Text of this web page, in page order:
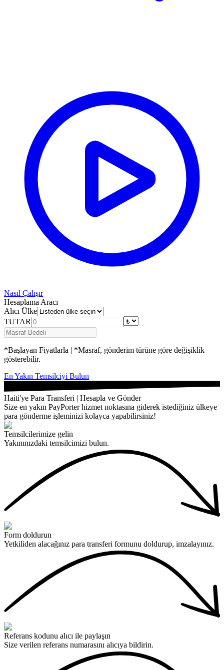
Nasıl Çalışır
Hesaplama Aracı
Alıcı Ülke
TUTAR
*Başlayan Fiyatlarla | *Masraf, gönderim türüne göre değişiklik
gösterebilir.
En Yakın Temsilciyi Bulun
Haiti'ye Para Transferi | Hesapla ve Gönder
Size en yakın PayPorter hizmet noktasına giderek istediğiniz ülkeye
para gönderme işleminizi kolayca yapabilirsiniz!
Temsilcilerimize gelin
Yakınınızdaki temsilcimizi bulun.
Form doldurun
Yetkiliden alacağınız para transferi formunu doldurup, imzalayınız.
Referans kodunu alıcı ile paylaşın
Size verilen referans numarasını alıcıya bildirin.